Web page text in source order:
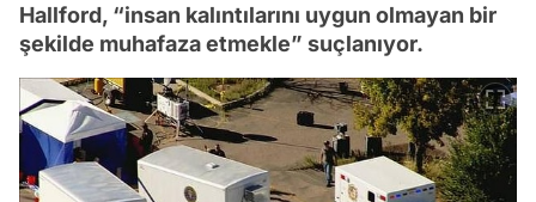
Hallford, “insan kalıntılarını uygun olmayan bir
şekilde muhafaza etmekle” suçlanıyor.